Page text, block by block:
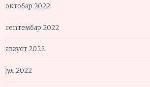
октобар 2022
септембар 2022
август 2022
јул 2022